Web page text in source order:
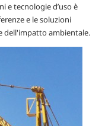
e tecnologie d’uso è
e le soluzioni
dell'impatto ambientale.